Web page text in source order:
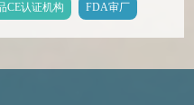
CE认证机构 FDA审厂